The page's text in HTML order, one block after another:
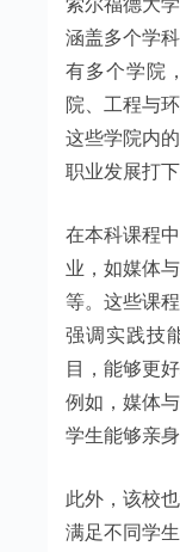
涵盖多个学
有多个学院
院、工程与
这些学院内
职业发展打
在本科课程
业，如媒体
等。这些课
强调实践技
目，能够更
例如，媒体
学生能够亲
此外，该校
满足不同学